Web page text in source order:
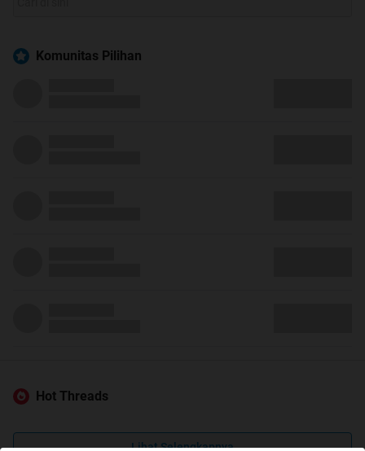
Komunitas Pilihan
Hot Threads
Lihat Selengkapnya